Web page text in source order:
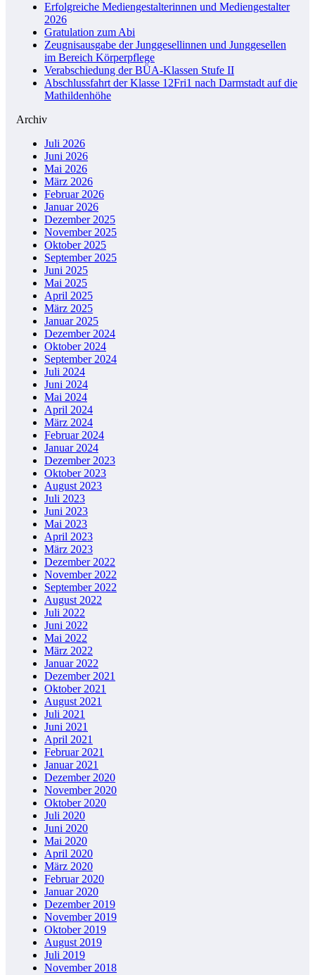
Erfolgreiche Mediengestalterinnen und Mediengestalter
2026
Gratulation zum Abi
Zeugnisausgabe der Junggesellinnen und Junggesellen
im Bereich Körperpflege
Verabschiedung der BÜA-Klassen Stufe II
Abschlussfahrt der Klasse 12Fri1 nach Darmstadt auf die
Mathildenhöhe
Archiv
Juli 2026
Juni 2026
Mai 2026
März 2026
Februar 2026
Januar 2026
Dezember 2025
November 2025
Oktober 2025
September 2025
Juni 2025
Mai 2025
April 2025
März 2025
Januar 2025
Dezember 2024
Oktober 2024
September 2024
Juli 2024
Juni 2024
Mai 2024
April 2024
März 2024
Februar 2024
Januar 2024
Dezember 2023
Oktober 2023
August 2023
Juli 2023
Juni 2023
Mai 2023
April 2023
März 2023
Dezember 2022
November 2022
September 2022
August 2022
Juli 2022
Juni 2022
Mai 2022
März 2022
Januar 2022
Dezember 2021
Oktober 2021
August 2021
Juli 2021
Juni 2021
April 2021
Februar 2021
Januar 2021
Dezember 2020
November 2020
Oktober 2020
Juli 2020
Juni 2020
Mai 2020
April 2020
März 2020
Februar 2020
Januar 2020
Dezember 2019
November 2019
Oktober 2019
August 2019
Juli 2019
November 2018